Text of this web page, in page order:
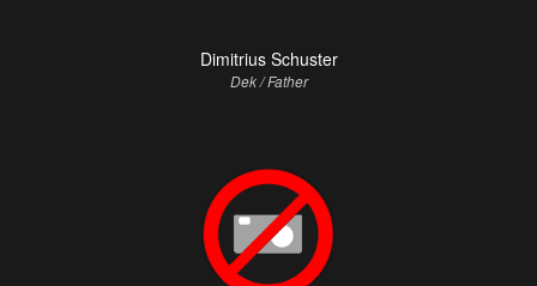
Dimitrius Schuster
Dek / Father